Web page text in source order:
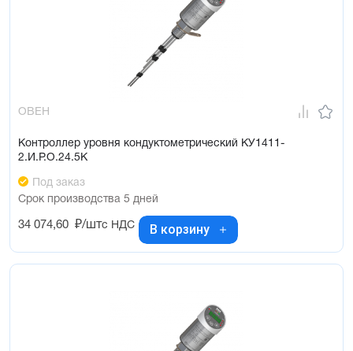
ОВЕН
Контроллер уровня кондуктометрический КУ1411-
2.И.Р.О.24.5К
Под заказ
Срок производства 5 дней
34 074,60 ₽/штс НДС В корзину